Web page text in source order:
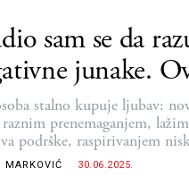
sam se da
junake.
stalno kupuje ljubav:
prenemaganjem,
podrške, raspirivanjem
MARKOVIĆ 30.06.2025.